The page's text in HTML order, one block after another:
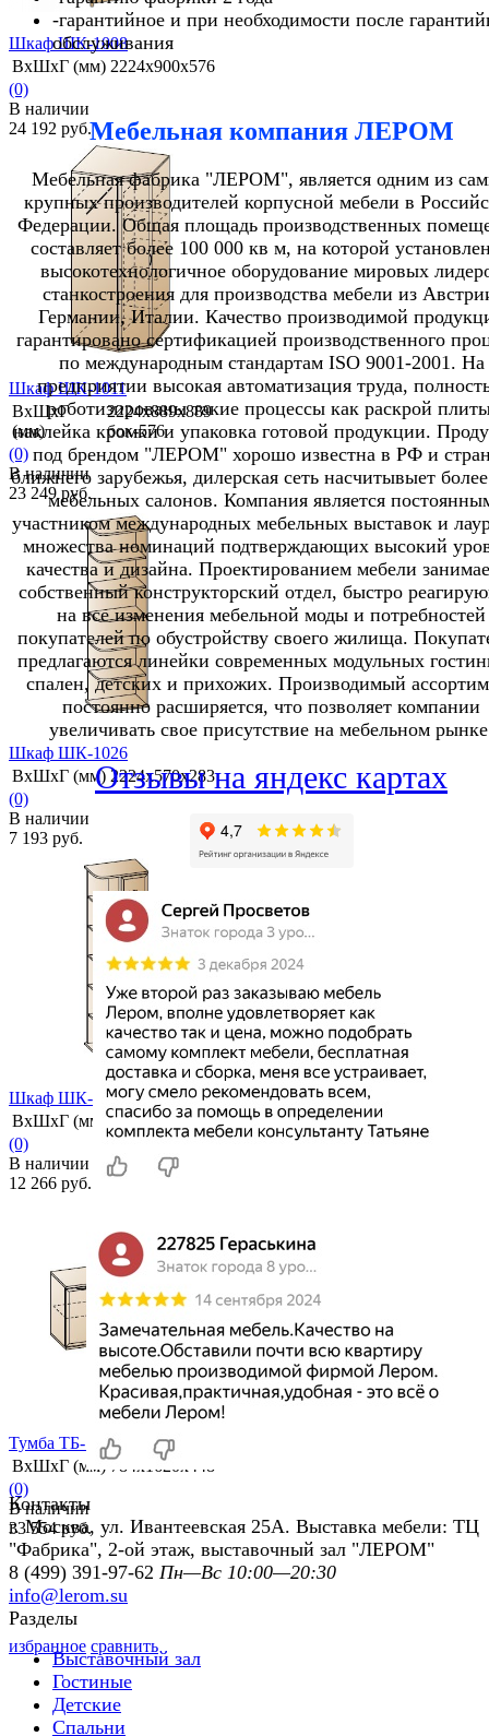
избранное сравнить
Шкаф ШК-1008
ВхШхГ (мм) 2224х900х576
(0)
В наличии
24 192 руб.
избранное сравнить
Шкаф ШК-1011
ВхШхГ
(мм)
2224х889х889
бок-576
(0)
В наличии
23 249 руб.
сравнить
Шкаф ШК-1026
ВхШхГ (мм) 2224х570х283
(0)
В наличии
7 193 руб.
избранное сравнить
Шкаф ШК-1025
ВхШхГ (мм)
2224х570х283
(0)
В наличии
12 266 руб.
избранное сравнить
Тумба ТБ-1012
ВхШхГ (мм) 784х1620х448
(0)
В наличии
33 554 руб.
-гарантийное и при необходимости после
обслуживания
Мебельная компания ЛЕРОМ
Мебельная фабрика "ЛЕРОМ", является одним из
крупных производителей корпусной мебели в
Федерации. Общая площадь производственных
составляет более 100 000 кв м, на которой
высокотехнологичное оборудование мировых
станкостроения для производства мебели из
Германии, Италии. Качество производимой
гарантировано сертификацией производственного
по международным стандартам ISO 9001-2001. На
предприятии высокая автоматизация труда,
роботизированы такие процессы как раскрой
наклейка кромки и упаковка готовой продукции.
под брендом "ЛЕРОМ" хорошо известна в РФ и
ближнего зарубежья, дилерская сеть насчитывыет
мебельных салонов. Компания является
участником международных мебельных выставок и
множества номинаций подтверждающих высокий
качества и дизайна. Проектированием мебели
собственный конструкторский отдел, быстро
на все изменения мебельной моды и потребностей
покупателей по обустройству своего жилища.
предлагаются линейки современных модульных
спален, детских и прихожих. Производимый
постоянно расширяется, что позволяет компании
увеличивать свое присутствие на мебельном
Отзывы на яндекс картах
Контакты
г. Москва, ул. Ивантеевская 25А. Выставка мебели: ТЦ
"Фабрика", 2-ой этаж, выставочный зал "ЛЕРОМ"
8 (499) 391-97-62 Пн—Вс 10:00—20:30
info@lerom.su
Разделы
Выставочный зал
Гостиные
Детские
Спальни